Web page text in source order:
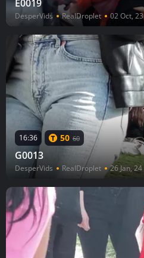
E0019
DesperVids RealDroplet 02 Oct, 23
16:36 50 60
G0013
DesperVids RealDroplet 26 Jan, 24